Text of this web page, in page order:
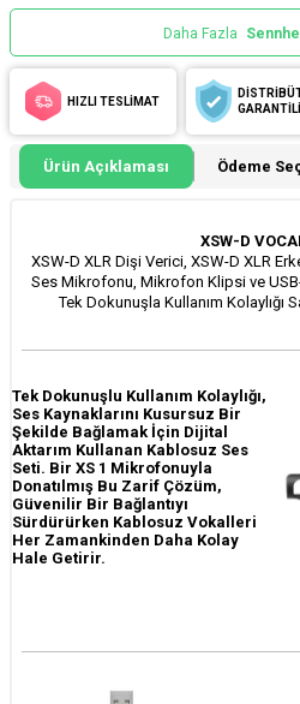
Daha Fazla
HIZLI TESLİMAT
GARANTİLİ
Ürün Açıklaması Ödeme
XSW-D
XSW-D XLR Dişi Verici, XSW-D XLR
Ses Mikrofonu, Mikrofon Klipsi ve
Tek Dokunuşla Kullanım Kolaylığı
Tek Dokunuşlu Kullanım Kolaylığı,
Ses Kaynaklarını Kusursuz Bir
Şekilde Bağlamak İçin Dijital
Aktarım Kullanan Kablosuz Ses
Seti. Bir XS 1 Mikrofonuyla
Donatılmış Bu Zarif Çözüm,
Güvenilir Bir Bağlantıyı
Sürdürürken Kablosuz Vokalleri
Her Zamankinden Daha Kolay
Hale Getirir.